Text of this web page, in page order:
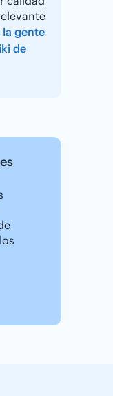
gente
de